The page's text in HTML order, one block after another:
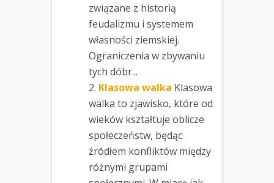
związane z historią
feudalizmu i systemem
własności ziemskiej.
Ograniczenia w zbywaniu
tych dóbr...
Klasowa walka Klasowa
walka to zjawisko, które od
wieków kształtuje oblicze
społeczeństw, będąc
źródłem konfliktów między
różnymi grupami